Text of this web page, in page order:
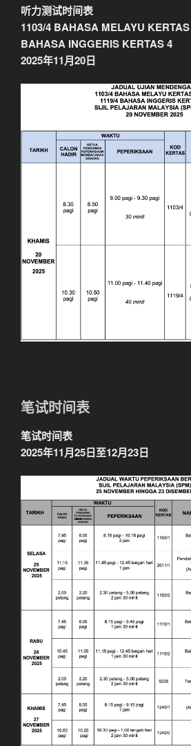
听力测试时间表
1103/4 BAHASA MELAYU
BAHASA INGGERIS KERTAS 4
2025年11月20日
笔试时间表
笔试时间表
2025年11月25日至12月23日